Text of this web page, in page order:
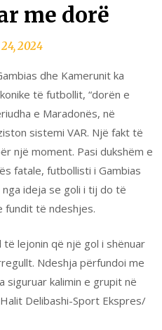
me dorë
2024
dhe Kamerunit ka
të futbollit, “dorën e
e Maradonës, në
sistemi VAR. Një fakt të
një moment. Pasi dukshëm e
fatale, futbollisti i Gambias
ideja se goli i tij do të
fundit të ndeshjes.
lejonin që një gol i shënuar
Ndeshja përfundoi me
kalimin e grupit në
Delibashi-Sport Ekspres/